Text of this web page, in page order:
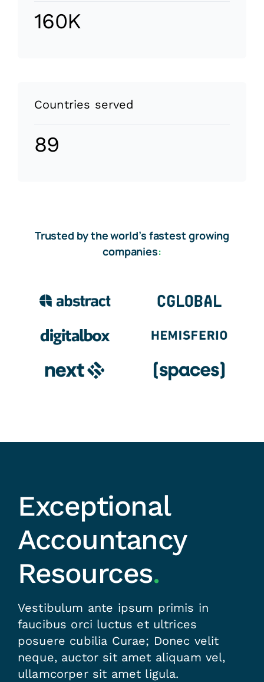
160K
Countries served
89
Trusted by the world’s fastest growing
companies:
Exceptional
Accountancy
Resources.
Vestibulum ante ipsum primis in
faucibus orci luctus et ultrices
posuere cubilia Curae; Donec velit
neque, auctor sit amet aliquam vel,
ullamcorper sit amet ligula.